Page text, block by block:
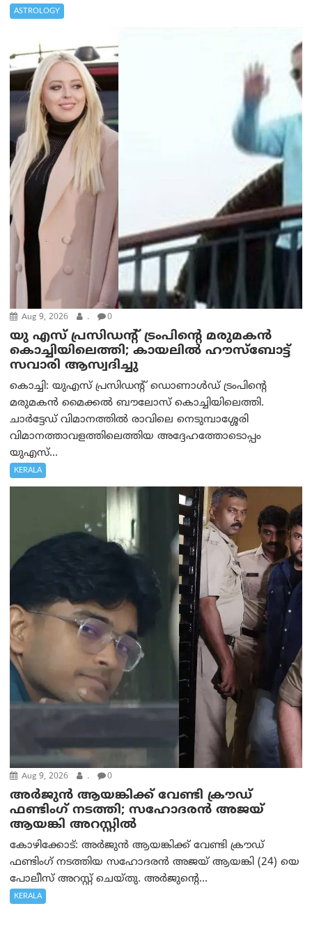
ASTROLOGY
Aug 9, 2026 . 0
യു എസ് പ്രസിഡന്റ് ട്രംപിന്റെ മരുമകൻ
കൊച്ചിയിലെത്തി; കായലിൽ ഹൗസ്ബോട്ട്
സവാരി ആസ്വദിച്ചു
കൊച്ചി: യുഎസ് പ്രസിഡന്റ് ഡൊണാൾഡ് ട്രംപിന്റെ
മരുമകൻ മൈക്കൽ ബൗലോസ് കൊച്ചിയിലെത്തി.
ചാർട്ടേഡ് വിമാനത്തിൽ രാവിലെ നെടുമ്പാശ്ശേരി
വിമാനത്താവളത്തിലെത്തിയ അദ്ദേഹത്തോടൊപ്പം
യുഎസ്...
KERALA
Aug 9, 2026 . 0
അർജുൻ ആയങ്കിക്ക് വേണ്ടി ക്രൗഡ്
ഫണ്ടിംഗ് നടത്തി; സഹോദരന്‍ അജയ്
ആയങ്കി അറസ്റ്റിൽ
കോഴിക്കോട്: അർജുൻ ആയങ്കിക്ക് വേണ്ടി ക്രൗഡ്
ഫണ്ടിംഗ് നടത്തിയ സഹോദരന്‍ അജയ് ആയങ്കി (24) യെ
പോലീസ് അറസ്റ്റ് ചെയ്തു. അർജുന്റെ...
KERALA